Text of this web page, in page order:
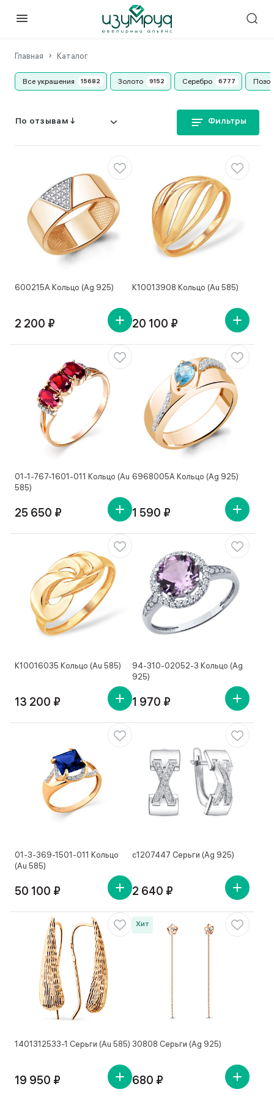
Главная Каталог
Все украшения Золото Серебро
Фильтры
600215А Кольцо (Ag 925)
2 200 ₽
К10013908 Кольцо (Au 585)
20 100 ₽
01-1-767-1601-011 Кольцо (Au
585)
25 650 ₽
6968005А Кольцо (Ag 925)
1 590 ₽
К10016035 Кольцо (Au 585)
13 200 ₽
94-310-02052-3 Кольцо (Ag
925)
1 970 ₽
01-3-369-1501-011 Кольцо
(Au 585)
50 100 ₽
с1207447 Серьги (Ag 925)
2 640 ₽
1401312533-1 Серьги (Au 585)
19 950 ₽
Хит
30808 Серьги (Ag 925)
680 ₽